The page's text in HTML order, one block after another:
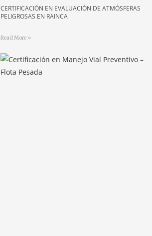
CERTIFICACIÓN EN EVALUACIÓN DE ATMÓSFERAS
PELIGROSAS EN RAINCA
Read More »